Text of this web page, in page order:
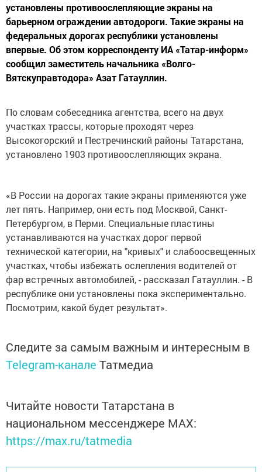
установлены противоослепляющие экраны на
барьерном ограждении автодороги. Такие экраны на
федеральных дорогах республики установлены
впервые. Об этом корреспонденту ИА «Татар-информ»
сообщил заместитель начальника «Волго-
Вятскуправтодора» Азат Гатауллин.
По словам собеседника агентства, всего на двух
участках трассы, которые проходят через
Высокогорский и Пестречинский районы Татарстана,
установлено 1903 противоослепляющих экрана.
«В России на дорогах такие экраны применяются уже
лет пять. Например, они есть под Москвой, Санкт-
Петербургом, в Перми. Специальные пластины
устанавливаются на участках дорог первой
технической категории, на "кривых" и слабоосвещенных
участках, чтобы избежать ослепления водителей от
фар встречных автомобилей, - рассказал Гатауллин. - В
республике они установлены пока экспериментально.
Посмотрим, какой будет результат».
Следите за самым важным и интересным в
Telegram-канале Татмедиа
Читайте новости Татарстана в
национальном мессенджере MАХ:
https://max.ru/tatmedia